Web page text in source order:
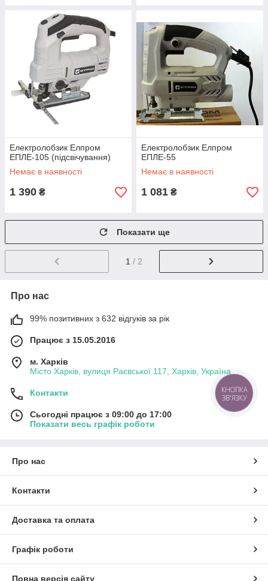
Електролобзик Елпром
ЕПЛЕ-105 (підсвічування)
Немає в наявності
1 390 ₴
Електролобзик Елпром
ЕПЛЕ-55
Немає в наявності
1 081 ₴
Показати ще
1 / 2
Про нас
99% позитивних з 632 відгуків за рік
Працює з 15.05.2016
м. Харків
Місто Харків, вулиця Раєвської 117, Харків, Україна
Контакти
Сьогодні працює з 09:00 до 17:00
Показати весь графік роботи
Про нас
Контакти
Доставка та оплата
Графік роботи
Повна версія сайту
КНОПКА
ЗВ'ЯЗКУ